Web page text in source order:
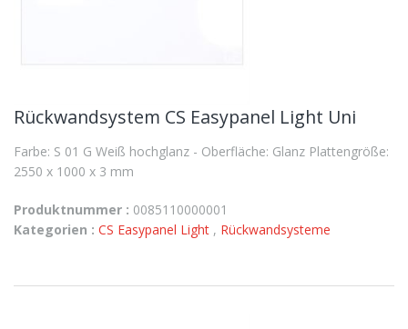
Rückwandsystem CS Easypanel Light Uni
Farbe: S 01 G Weiß hochglanz - Oberfläche: Glanz Plattengröße:
2550 x 1000 x 3 mm
Produktnummer : 0085110000001
Kategorien : CS Easypanel Light , Rückwandsysteme